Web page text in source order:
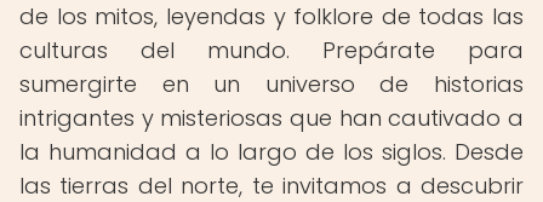
de los mitos, leyendas y folklore de todas las
culturas del mundo. Prepárate para
sumergirte en un universo de historias
intrigantes y misteriosas que han cautivado a
la humanidad a lo largo de los siglos. Desde
las tierras del norte, te invitamos a descubrir